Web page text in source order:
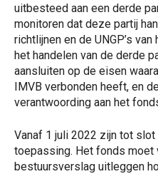
uitbesteed aan een derde
monitoren dat deze partij
richtlijnen en de UNGP’s
het handelen van de derde
aansluiten op de eisen
IMVB verbonden heeft, en
verantwoording aan het
Vanaf 1 juli 2022 zijn tot
toepassing. Het fonds moet
bestuursverslag uitleggen